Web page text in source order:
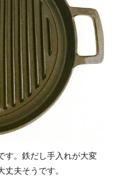
す。鉄だし手入れが大変
夫そうです。